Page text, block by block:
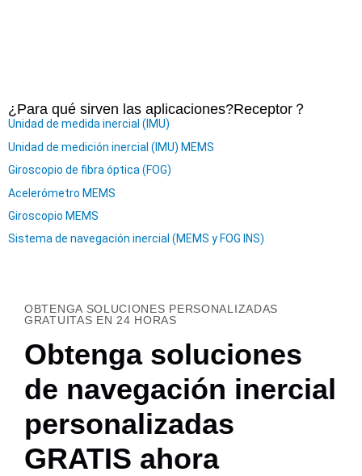
¿Para qué sirven las aplicaciones?Receptor ？
Unidad de medida inercial (IMU)
Unidad de medición inercial (IMU) MEMS
Giroscopio de fibra óptica (FOG)
Acelerómetro MEMS
Giroscopio MEMS
Sistema de navegación inercial (MEMS y FOG INS)
OBTENGA SOLUCIONES PERSONALIZADAS
GRATUITAS EN 24 HORAS
Obtenga soluciones
de navegación inercial
personalizadas
GRATIS ahora